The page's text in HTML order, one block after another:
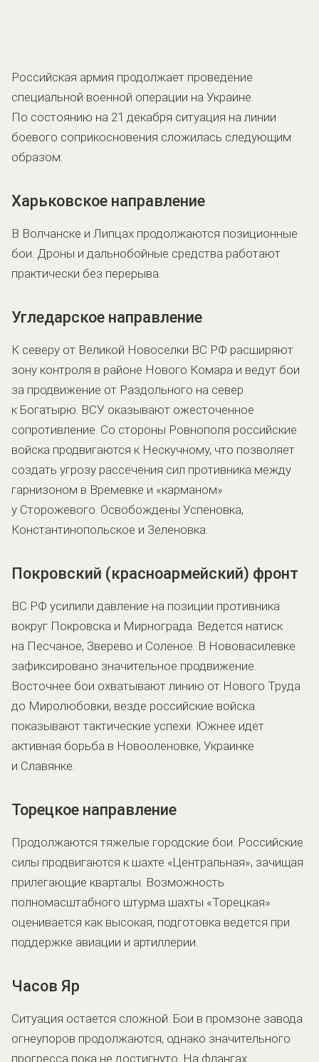
Российская армия продолжает проведение
специальной военной операции на Украине.
По состоянию на 21 декабря ситуация на линии
боевого соприкосновения сложилась следующим
образом:
Харьковское направление
В Волчанске и Липцах продолжаются позиционные
бои. Дроны и дальнобойные средства работают
практически без перерыва.
Угледарское направление
К северу от Великой Новоселки ВС РФ расширяют
зону контроля в районе Нового Комара и ведут бои
за продвижение от Раздольного на север
к Богатырю. ВСУ оказывают ожесточенное
сопротивление. Со стороны Ровнополя российские
войска продвигаются к Нескучному, что позволяет
создать угрозу рассечения сил противника между
гарнизоном в Времевке и «карманом»
у Сторожевого. Освобождены Успеновка,
Константинопольское и Зеленовка.
Покровский (красноармейский) фронт
ВС РФ усилили давление на позиции противника
вокруг Покровска и Мирнограда. Ведется натиск
на Песчаное, Зверево и Соленое. В Нововасилевке
зафиксировано значительное продвижение.
Восточнее бои охватывают линию от Нового Труда
до Миролюбовки, везде российские войска
показывают тактические успехи. Южнее идет
активная борьба в Новооленовке, Украинке
и Славянке.
Торецкое направление
Продолжаются тяжелые городские бои. Российские
силы продвигаются к шахте «Центральная», зачищая
прилегающие кварталы. Возможность
полномасштабного штурма шахты «Торецкая»
оценивается как высокая, подготовка ведется при
поддержке авиации и артиллерии.
Часов Яр
Ситуация остается сложной. Бои в промзоне завода
огнеупоров продолжаются, однако значительного
прогресса пока не достигнуто. На флангах